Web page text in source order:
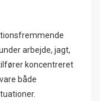
arbejde, jagt,
koncentreret
både